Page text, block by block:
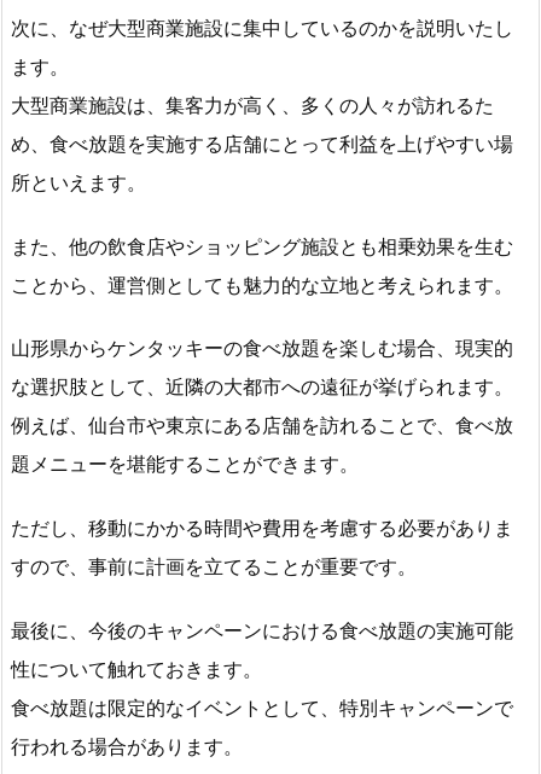
次に、なぜ大型商業施設に集中しているのかを説明いたし
ます。
大型商業施設は、集客力が高く、多くの人々が訪れるた
め、食べ放題を実施する店舗にとって利益を上げやすい場
所といえます。
また、他の飲食店やショッピング施設とも相乗効果を生む
ことから、運営側としても魅力的な立地と考えられます。
山形県からケンタッキーの食べ放題を楽しむ場合、現実的
な選択肢として、近隣の大都市への遠征が挙げられます。
例えば、仙台市や東京にある店舗を訪れることで、食べ放
題メニューを堪能することができます。
ただし、移動にかかる時間や費用を考慮する必要がありま
すので、事前に計画を立てることが重要です。
最後に、今後のキャンペーンにおける食べ放題の実施可能
性について触れておきます。
食べ放題は限定的なイベントとして、特別キャンペーンで
行われる場合があります。